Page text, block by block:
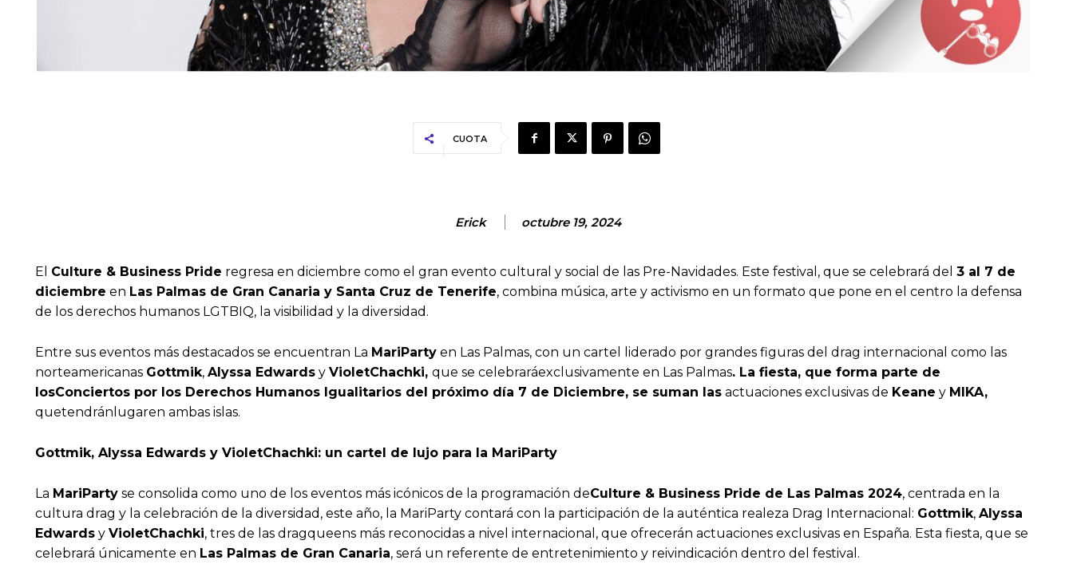
CUOTA
Erick octubre 19, 2024
El Culture & Business Pride regresa en diciembre como el gran evento cultural y social de las Pre-Navidades. Este festival, que se celebrará del 3 al 7 de
diciembre en Las Palmas de Gran Canaria y Santa Cruz de Tenerife, combina música, arte y activismo en un formato que pone en el centro la defensa
de los derechos humanos LGTBIQ, la visibilidad y la diversidad.
Entre sus eventos más destacados se encuentran La MariParty en Las Palmas, con un cartel liderado por grandes figuras del drag internacional como las
norteamericanas Gottmik, Alyssa Edwards y VioletChachki, que se celebraráexclusivamente en Las Palmas. La fiesta, que forma parte de
losConciertos por los Derechos Humanos Igualitarios del próximo día 7 de Diciembre, se suman las actuaciones exclusivas de Keane y MIKA,
quetendránlugaren ambas islas.
Gottmik, Alyssa Edwards y VioletChachki: un cartel de lujo para la MariParty
La MariParty se consolida como uno de los eventos más icónicos de la programación deCulture & Business Pride de Las Palmas 2024, centrada en la
cultura drag y la celebración de la diversidad, este año, la MariParty contará con la participación de la auténtica realeza Drag Internacional: Gottmik, Alyssa
Edwards y VioletChachki, tres de las dragqueens más reconocidas a nivel internacional, que ofrecerán actuaciones exclusivas en España. Esta fiesta, que se
celebrará únicamente en Las Palmas de Gran Canaria, será un referente de entretenimiento y reivindicación dentro del festival.